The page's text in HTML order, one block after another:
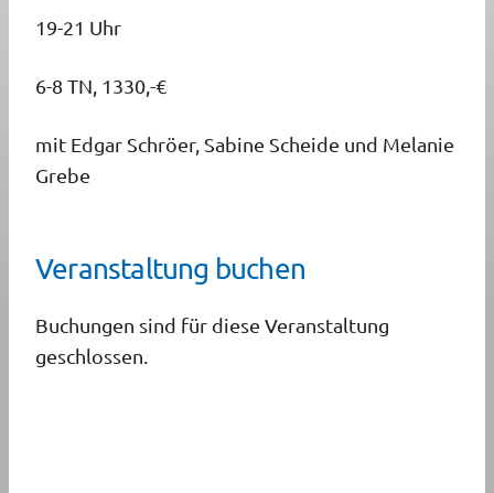
19-21 Uhr
6-8 TN, 1330,-€
mit Edgar Schröer, Sabine Scheide und Melanie
Grebe
Veranstaltung buchen
Buchungen sind für diese Veranstaltung
geschlossen.